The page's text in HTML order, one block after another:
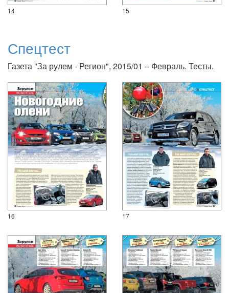
14 15
Спецтест
Газета "За рулем - Регион", 2015/01 – Февраль. Тесты.
16 17